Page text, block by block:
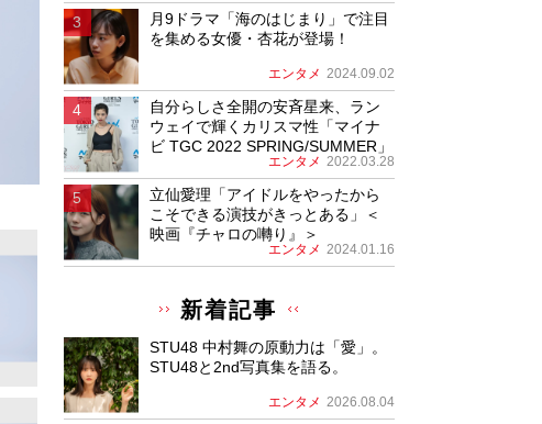
月9ドラマ「海のはじまり」で注目
を集める女優・杏花が登場！
エンタメ 2024.09.02
自分らしさ全開の安斉星来、ラン
ウェイで輝くカリスマ性「マイナ
ビ TGC 2022 SPRING/SUMMER」
エンタメ 2022.03.28
立仙愛理「アイドルをやったから
こそできる演技がきっとある」＜
映画『チャロの囀り』＞
エンタメ 2024.01.16
新着記事
STU48 中村舞の原動力は「愛」。
STU48と2nd写真集を語る。
エンタメ 2026.08.04